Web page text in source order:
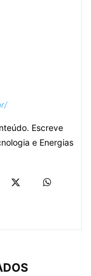
Escreve
e Energias